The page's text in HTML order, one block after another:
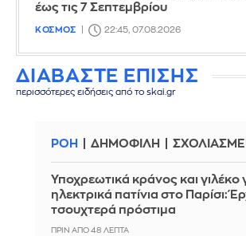
έως τις 7 Σεπτεμβρίου
ΚΟΣΜΟΣ 22:45, 07.08.2026
ΔΙΑΒΑΣΤΕ ΕΠΙΣΗΣ
περισσότερες ειδήσεις από το skai.gr
ΡΟΗ ΔΗΜΟΦΙΛΗ
Υποχρεωτικά κράνος και γιλέκο
ηλεκτρικά πατίνια στο Παρίσι:
τσουχτερά πρόστιμα
ΠΡΙΝ ΑΠΌ 48 ΛΕΠΤΆ